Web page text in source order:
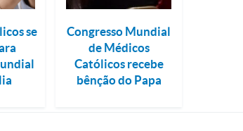
se
Congresso Mundial
de Médicos
Católicos recebe
bênção do Papa